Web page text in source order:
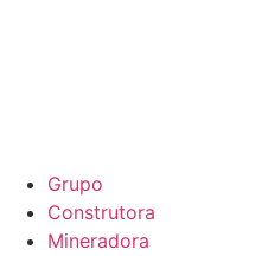
Grupo
Construtora
Mineradora